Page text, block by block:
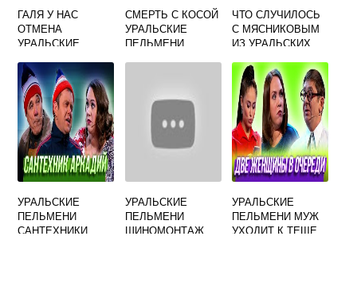
ГАЛЯ У НАС
ОТМЕНА
УРАЛЬСКИЕ
СМЕРТЬ С КОСОЙ
УРАЛЬСКИЕ
ПЕЛЬМЕНИ
ЧТО СЛУЧИЛОСЬ
С МЯСНИКОВЫМ
ИЗ УРАЛЬСКИХ
УРАЛЬСКИЕ
ПЕЛЬМЕНИ
САНТЕХНИКИ
УРАЛЬСКИЕ
ПЕЛЬМЕНИ
ШИНОМОНТАЖ
УРАЛЬСКИЕ
ПЕЛЬМЕНИ МУЖ
УХОДИТ К ТЕЩЕ